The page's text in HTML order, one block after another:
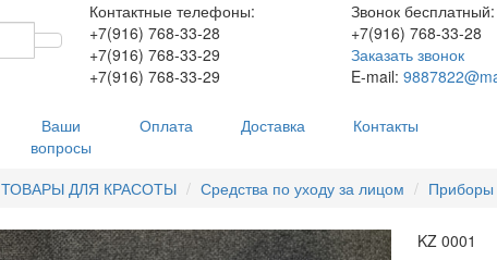
Контактные телефоны:
+7(916) 768-33-28
+7(916) 768-33-29
+7(916) 768-33-29
Звонок бесплатный:
+7(916) 768-33-28
Заказать звонок
E-mail:
Ваши
вопросы
Оплата Доставка Контакты
ТОВАРЫ ДЛЯ КРАСОТЫ Средства по уходу за лицом Приборы
KZ 0001